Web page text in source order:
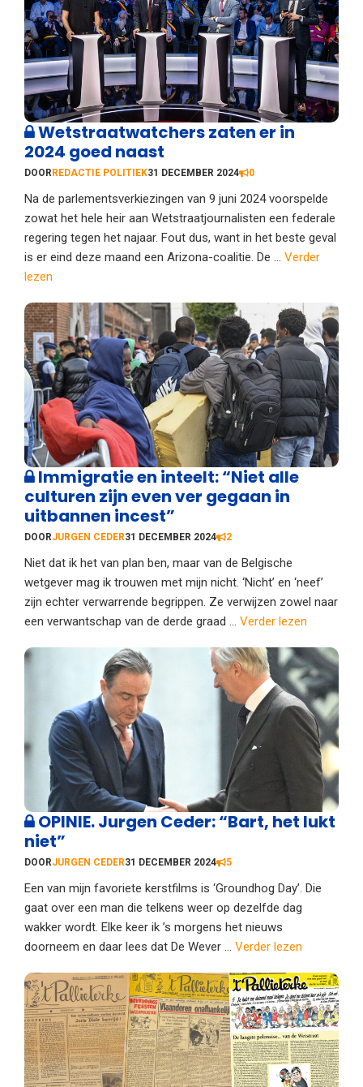
Wetstraatwatchers zaten er in
2024 goed naast
DOORREDACTIE POLITIEK31 DECEMBER 2024 0
Na de parlementsverkiezingen van 9 juni 2024 voorspelde
zowat het hele heir aan Wetstraatjournalisten een federale
regering tegen het najaar. Fout dus, want in het beste geval
is er eind deze maand een Arizona-coalitie. De ... Verder
lezen
Immigratie en inteelt: “Niet alle
culturen zijn even ver gegaan in
uitbannen incest”
DOORJURGEN CEDER31 DECEMBER 2024 2
Niet dat ik het van plan ben, maar van de Belgische
wetgever mag ik trouwen met mijn nicht. ‘Nicht’ en ‘neef’
zijn echter verwarrende begrippen. Ze verwijzen zowel naar
een verwantschap van de derde graad ... Verder lezen
OPINIE. Jurgen Ceder: “Bart, het lukt
niet”
DOORJURGEN CEDER31 DECEMBER 2024 5
Een van mijn favoriete kerstfilms is ‘Groundhog Day’. Die
gaat over een man die telkens weer op dezelfde dag
wakker wordt. Elke keer ik ’s morgens het nieuws
doorneem en daar lees dat De Wever ... Verder lezen